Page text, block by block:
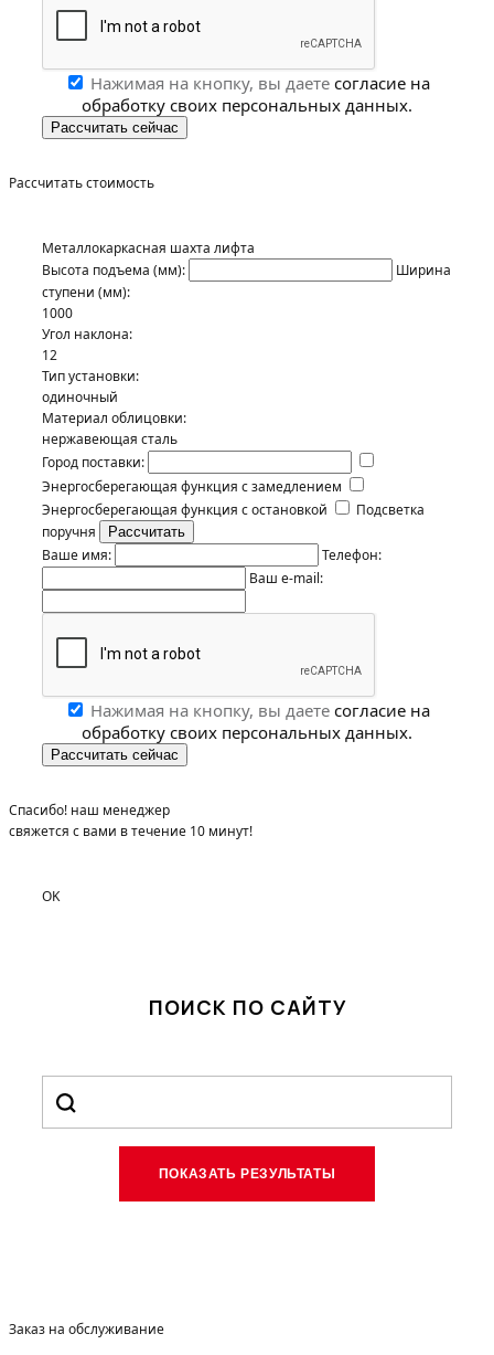
Нажимая на кнопку, вы даете согласие на
обработку своих персональных данных.
Рассчитать стоимость
Металлокаркасная шахта лифта
Высота подъема (мм):
Ширина
ступени (мм):
1000
Угол наклона:
12
Тип установки:
одиночный
Материал облицовки:
нержавеющая сталь
Город поставки:
Энергосберегающая функция с замедлением
Энергосберегающая функция с остановкой
Подсветка
поручня
Ваше имя:
Телефон:
Ваш e-mail:
Нажимая на кнопку, вы даете согласие на
обработку своих персональных данных.
Спасибо! наш менеджер
свяжется с вами в течение 10 минут!
OK
ПОИСК ПО САЙТУ
Заказ на обслуживание